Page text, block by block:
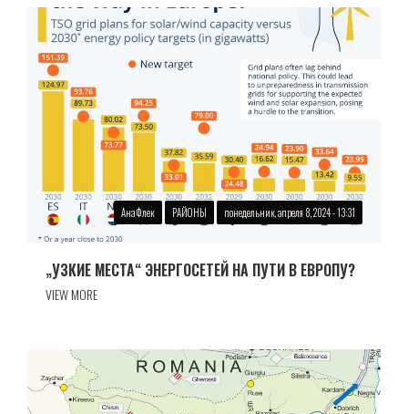
Ана Флек РАЙОНЫ понедельник, апреля 8, 2024 - 13:31
„УЗКИЕ МЕСТА“ ЭНЕРГОСЕТЕЙ НА ПУТИ В ЕВРОПУ?
VIEW MORE